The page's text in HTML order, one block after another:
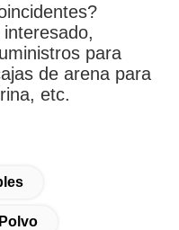
para
de arena para
etc.